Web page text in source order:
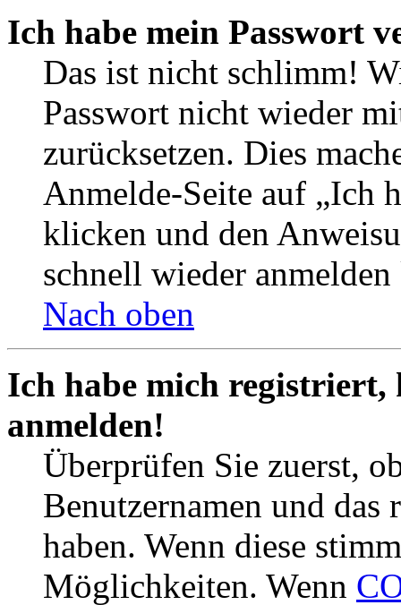
Ich habe mein Passwort
Das ist nicht schlimm!
Passwort nicht wieder
zurücksetzen. Dies
Anmelde-Seite auf „Ich
klicken und den
schnell wieder
Nach oben
Ich habe mich
anmelden!
Überprüfen Sie zuerst,
Benutzernamen und das
haben. Wenn diese
Möglichkeiten. Wenn